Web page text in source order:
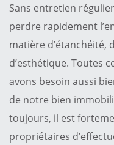
Sans entretien
perdre rapidement
matière d’étanchéité,
d’esthétique. Toutes
avons besoin aussi
de notre bien
toujours, il est
propriétaires